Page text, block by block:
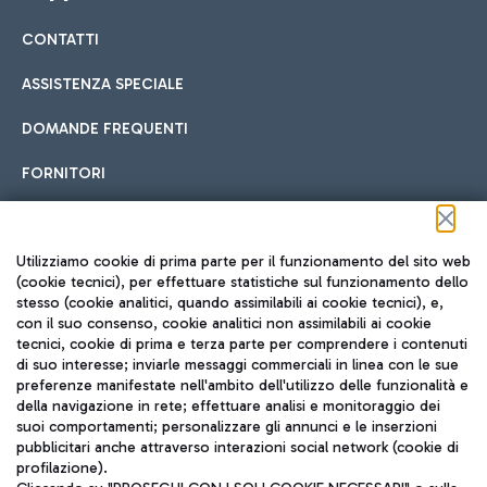
Cucina Internazionale
Fast Food
Hotel in aeroporto
Scegli l'alloggio più adatto e approfitta della vicinanza
all'aeroporto.
Car sharing
Con il Car Sharing è ancora più facile spostarsi
Treno
Raggiungi velocemente l'aeroporto di Fiumicino da Roma
tramite i servizi ferroviari Trenitalia.
CONTATTI
ASSISTENZA SPECIALE
DOMANDE FREQUENTI
FORNITORI
Seguici sui social
TRAVEL JOURNAL
ITA
Utilizziamo cookie di prima parte per il funzionamento del sito web
(cookie tecnici), per effettuare statistiche sul funzionamento dello
stesso (cookie analitici, quando assimilabili ai cookie tecnici), e,
con il suo consenso, cookie analitici non assimilabili ai cookie
tecnici, cookie di prima e terza parte per comprendere i contenuti
di suo interesse; inviarle messaggi commerciali in linea con le sue
preferenze manifestate nell'ambito dell'utilizzo delle funzionalità e
della navigazione in rete; effettuare analisi e monitoraggio dei
suoi comportamenti; personalizzare gli annunci e le inserzioni
pubblicitari anche attraverso interazioni social network (cookie di
profilazione).